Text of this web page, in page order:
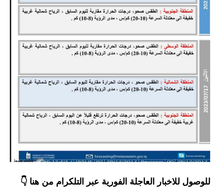
المرحلة المتوسطة
الجامعات
اخبار وقرارات وزارة التعليم
العالي
استمارة القبول المركزي
نتائج القبول المركزي
الطقس
للوصول للاخبار العاجلة الفورية عبر التلكرام من هنا 👇